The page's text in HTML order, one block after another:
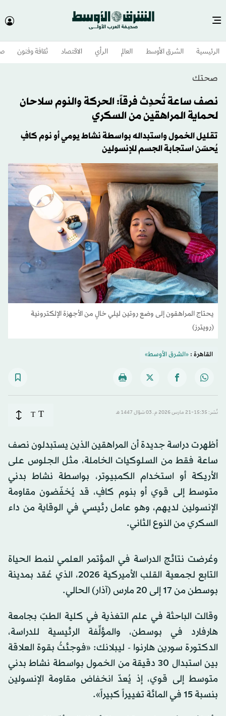
الرئيسية الشرق الأوسط​ العالم الرأي الاقتصاد ثقافة وفنون
صحتك
نصف ساعة تُحدِث فرقاً: الحركة والنوم سلاحان
لحماية المراهقين من السكري
تقليل الخمول واستبداله بواسطة نشاط يومي أو نوم كافٍ
يُحسّن استجابة الجسم للإنسولين
يحتاج المراهقون إلى وضع روتين ليلي خالٍ من الأجهزة الإلكترونية
(رويترز)
القاهرة :«الشرق الأوسط»
نُشر: 15:35-21 مارس 2026 م ـ 03 شوّال 1447 هـ T
T
أظهرت دراسة جديدة أن المراهقين الذين يستبدلون نصف
ساعة فقط من السلوكيات الخاملة، مثل الجلوس على
الأريكة أو استخدام الكمبيوتر، بواسطة نشاط بدني
متوسط إلى قوي أو بنوم كافٍ، قد يُخفّضون مقاومة
الإنسولين لديهم، وهو عامل رئيسي في الوقاية من داء
السكري من النوع الثاني.
وعُرضت نتائج الدراسة في المؤتمر العلمي لنمط الحياة
التابع لجمعية القلب الأميركية 2026، الذي عُقد بمدينة
بوسطن من 17 إلى 20 مارس (آذار) الحالي.
وقالت الباحثة في علم التغذية في كلية الطبّ بجامعة
هارفارد في بوسطن، والمؤلِّفة الرئيسية للدراسة،
الدكتورة سورين هارنوا - ليبلانك: «فوجئتُ بقوة العلاقة
بين استبدال 30 دقيقة من الخمول بواسطة نشاط بدني
متوسط إلى قوي، إذ يُعدّ انخفاض مقاومة الإنسولين
بنسبة 15 في المائة تغييراً كبيراً».